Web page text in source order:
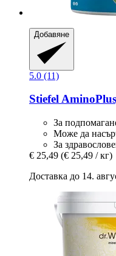
Добавяне
5.0 (11)
Stiefel
За
Може да
За
€ 25,49 (€ 25,49 / кг)
Доставка до 14.